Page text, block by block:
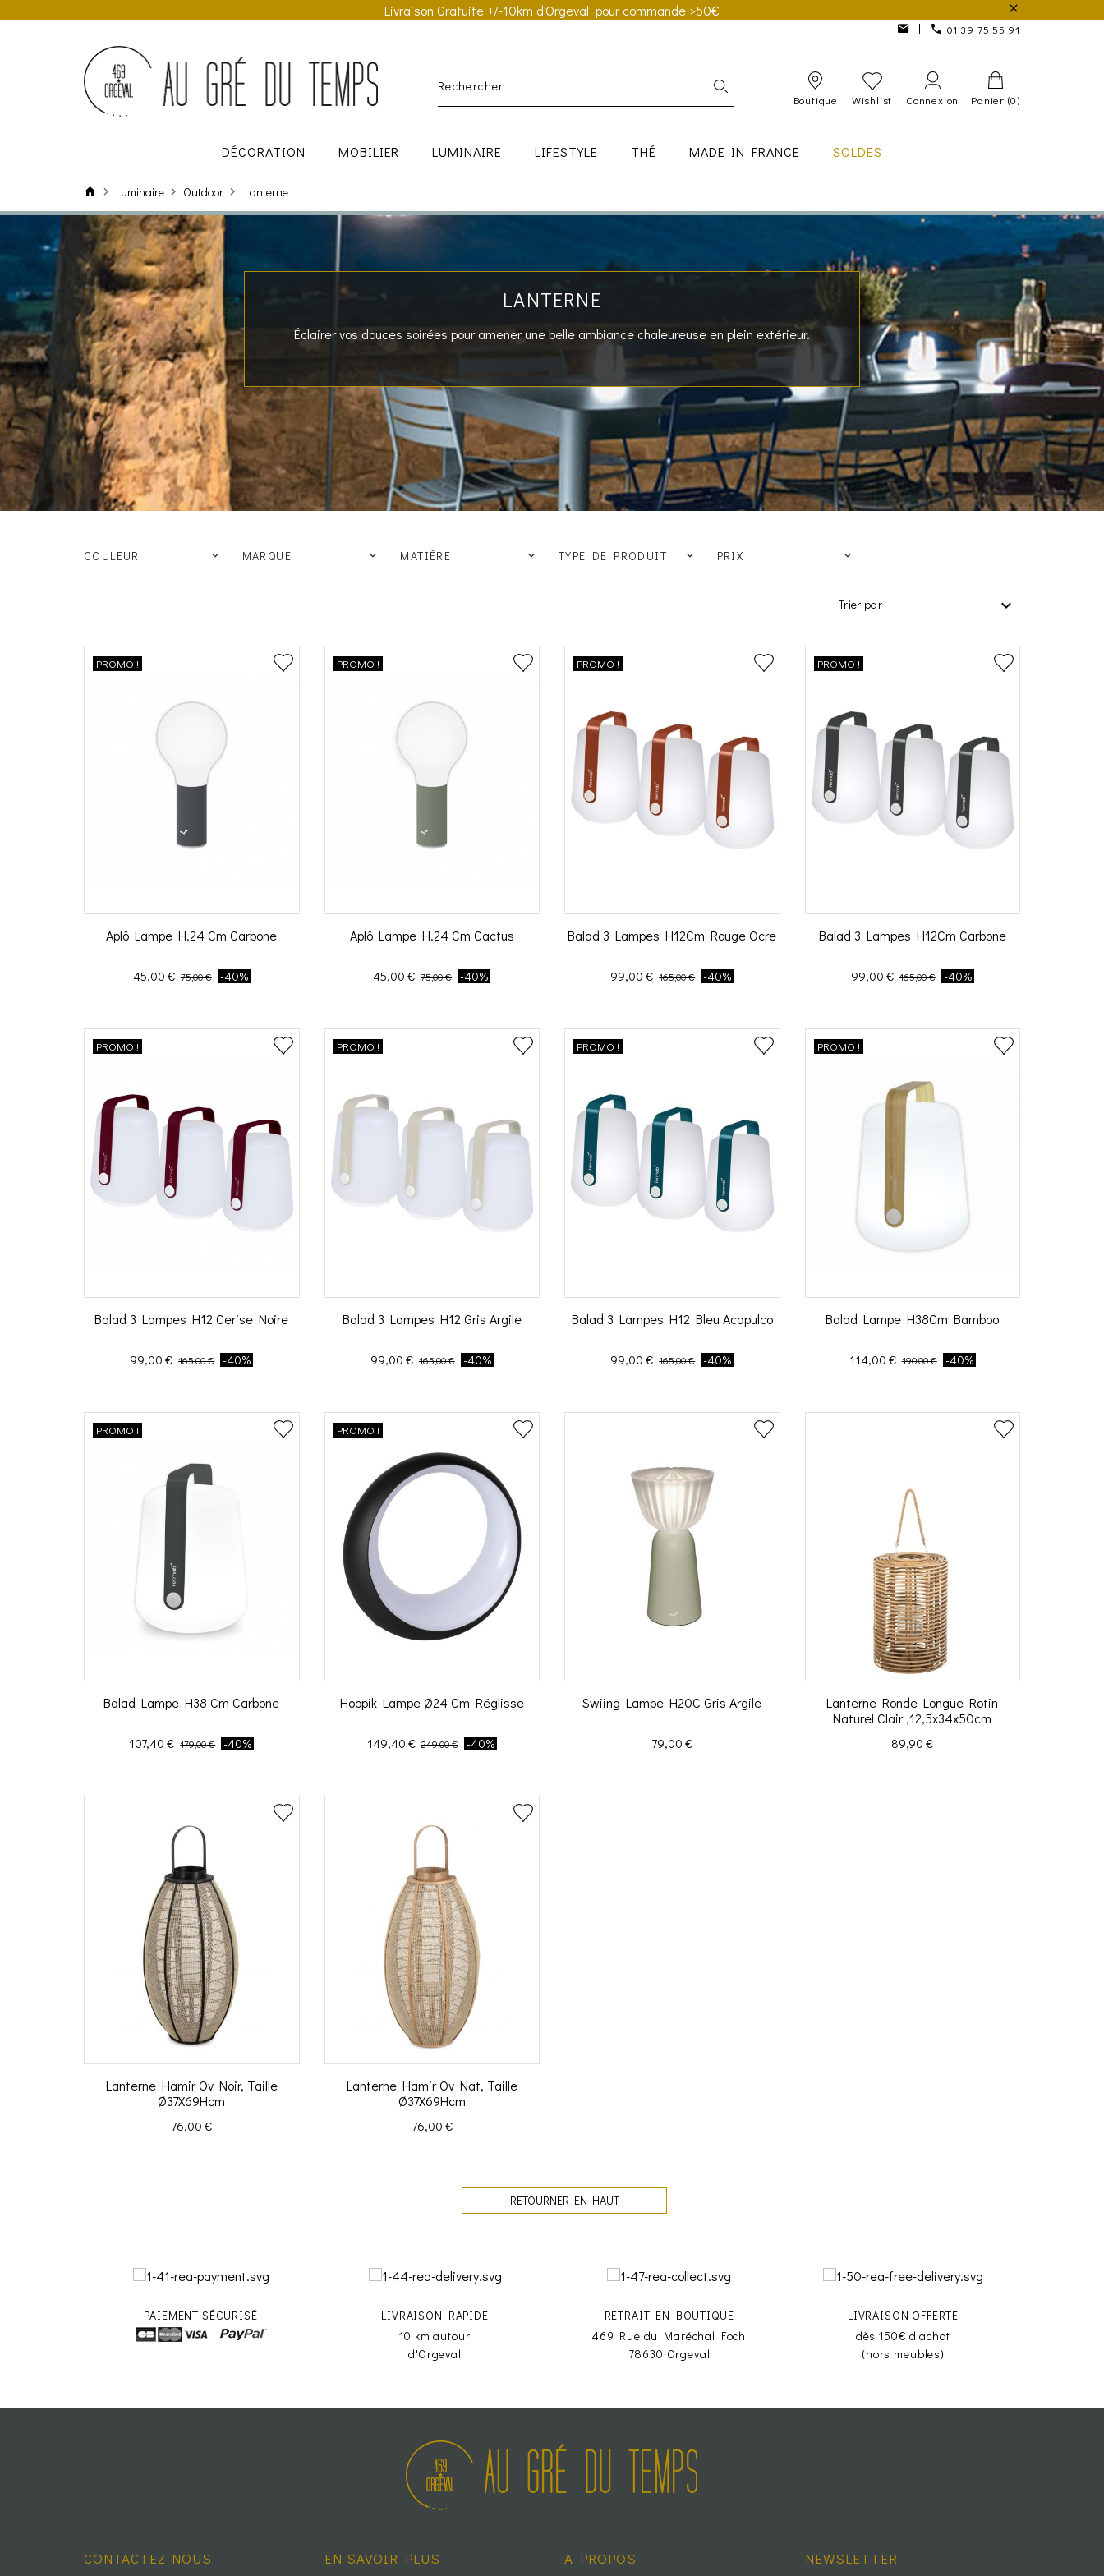
Livraison Gratuite +/-10km d'Orgeval pour commande >50€
01 39 75 55 91
Boutique Wishlist Connexion Panier (0)
DÉCORATION MOBILIER LUMINAIRE LIFESTYLE THÉ MADE IN FRANCE SOLDES
Luminaire Outdoor Lanterne
LANTERNE
Éclairer vos douces soirées pour amener une belle ambiance chaleureuse en plein extérieur.
COULEUR MARQUE MATIÈRE TYPE DE PRODUIT PRIX
Trier par
PROMO !
Aplô Lampe H.24 Cm Carbone
Prix
45,00 € Prix de base
75,00 € -40%
PROMO !
Aplô Lampe H.24 Cm Cactus
Prix
45,00 € Prix de base
75,00 € -40%
PROMO !
Balad 3 Lampes H12Cm Rouge Ocre
Prix
99,00 € Prix de base
165,00 € -40%
PROMO !
Balad 3 Lampes H12Cm Carbone
Prix
99,00 € Prix de base
165,00 € -40%
PROMO !
Balad 3 Lampes H12 Cerise Noire
Prix
99,00 € Prix de base
165,00 € -40%
PROMO !
Balad 3 Lampes H12 Gris Argile
Prix
99,00 € Prix de base
165,00 € -40%
PROMO !
Balad 3 Lampes H12 Bleu Acapulco
Prix
99,00 € Prix de base
165,00 € -40%
PROMO !
Balad Lampe H38Cm Bamboo
Prix
114,00 € Prix de base
190,00 € -40%
PROMO !
Balad Lampe H38 Cm Carbone
Prix
107,40 € Prix de base
179,00 € -40%
PROMO !
Hoopik Lampe Ø24 Cm Réglisse
Prix
149,40 € Prix de base
249,00 € -40%
Swiing Lampe H20C Gris Argile
Prix
79,00 €
Lanterne Ronde Longue Rotin
Naturel Clair ,12,5x34x50cm
Prix
89,90 €
Lanterne Hamir Ov Noir, Taille
Ø37X69Hcm
Prix
76,00 €
Lanterne Hamir Ov Nat, Taille
Ø37X69Hcm
Prix
76,00 €
RETOURNER EN HAUT
PAIEMENT SÉCURISÉ
LIVRAISON RAPIDE
10 km autour
d'Orgeval
RETRAIT EN BOUTIQUE
469 Rue du Maréchal Foch
78630 Orgeval
LIVRAISON OFFERTE
dès 150€ d'achat
(hors meubles)
CONTACTEZ-NOUS EN SAVOIR PLUS A PROPOS NEWSLETTER